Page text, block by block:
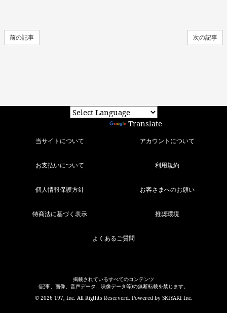
次の記事
前の記事
Translate
当サイトについて アカウントについて
お支払いについて 利用規約
個人情報保護方針 お客さまへのお願い
特商法に基づく表示 推奨環境
よくあるご質問
掲載されているすべてのコンテンツ
(記事、画像、音声データ、映像データ等)の無断転載を禁じます。
© 2026 197, Inc. All Rigthts Reserverd. Powered by SKIYAKI Inc.